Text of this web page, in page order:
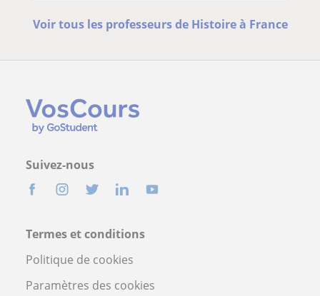
Voir tous les professeurs de Histoire à France
Suivez-nous
Termes et conditions
Politique de cookies
Paramètres des cookies